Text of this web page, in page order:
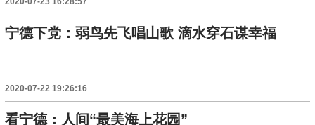
宁德下党：弱鸟先飞唱山歌 滴水穿石谋幸福
2020-07-22 19:26:16
看宁德：人间“最美海上花园”